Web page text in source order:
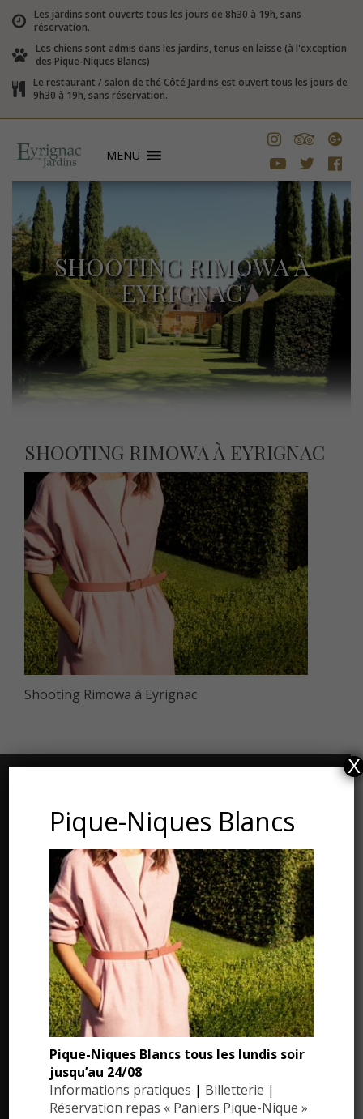
Les jardins sont ouverts tous les jours de 8h30 à 19h, sans
réservation.
Les chiens sont admis dans les jardins, tenus en laisse (à l'exception
des Pique-Niques Blancs)
Le restaurant / salon de thé Côté Jardins est ouvert tous les jours de
9h30 à 19h, sans réservation.
MENU
SHOOTING RIMOWA À
EYRIGNAC
SHOOTING RIMOWA À EYRIGNAC
Shooting Rimowa à Eyrignac
Les Jardins du Manoir d’Eyrignac
24590 Salignac-Eyvigues
Dordogne – Périgord
Téléphone : 05.53.28.99.71
Email : contact@eyrignac.com
ESPACE PRESSE
Dossier de presse
Communiqués de presse
Photothèque
Pique-Niques Blancs
Pique-Niques Blancs tous les lundis soir
jusqu’au 24/08
Informations pratiques | Billetterie |
Réservation repas « Paniers Pique-Nique »
X